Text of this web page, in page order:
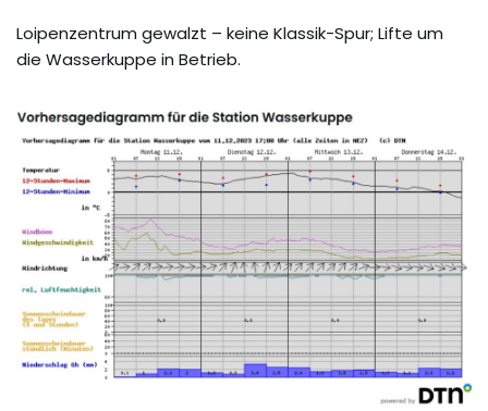
Loipenzentrum gewalzt – keine Klassik-Spur; Lifte um
die Wasserkuppe in Betrieb.